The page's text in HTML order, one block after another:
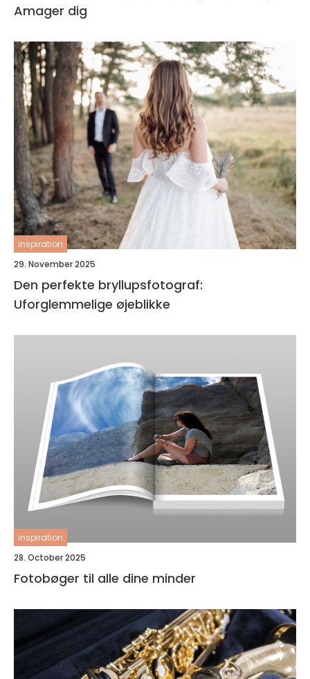
Amager dig
inspiration
29. November 2025
Den perfekte bryllupsfotograf:
Uforglemmelige øjeblikke
inspiration
28. October 2025
Fotobøger til alle dine minder